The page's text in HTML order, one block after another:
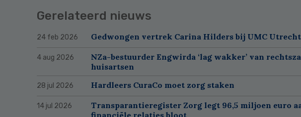
Gerelateerd nieuws
24 feb 2026 Gedwongen vertrek Carina Hilders bij UMC Utrecht
4 aug 2026
NZa-bestuurder Engwirda ‘lag wakker’ van
huisartsen
28 jul 2026 Hardleers CuraCo moet zorg staken
14 jul 2026
Transparantieregister Zorg legt 96,5 miljoen euro
financiële relaties bloot